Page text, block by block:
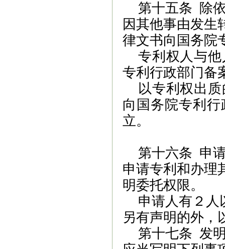
第十五条 除
因其他事由发生
律文书向国务院
专利权人与
专利行政部门备
以专利权出
向国务院专利
立。
第十六条 申
申请专利和办理
明委托权限。
申请人有２人
另有声明的外，
第十七条 发